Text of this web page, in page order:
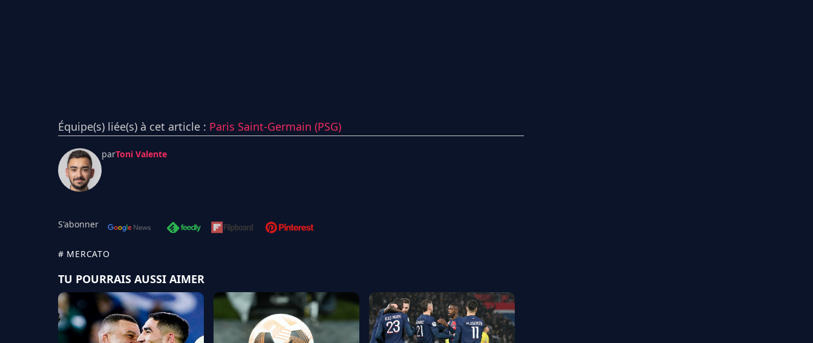
Équipe(s) liée(s) à cet article : Paris Saint-Germain (PSG)
parToni Valente
S'abonner
# MERCATO
TU POURRAIS AUSSI AIMER